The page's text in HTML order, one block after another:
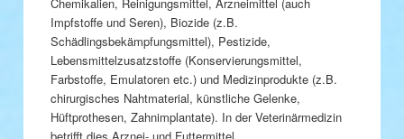
Impfstoffe und Seren), Biozide (z.B.
Schädlingsbekämpfungsmittel), Pestizide,
Lebensmittelzusatzstoffe (Konservierungsmittel,
Farbstoffe, Emulatoren etc.) und Medizinprodukte (z.B.
chirurgisches Nahtmaterial, künstliche Gelenke,
Hüftprothesen, Zahnimplantate). In der Veterinärmedizin
betrifft dies Arznei- und Futtermittel.